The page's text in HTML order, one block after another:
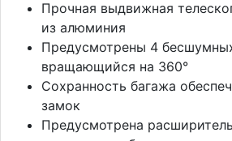
Прочная выдвижная
из алюминия
Предусмотрены 4
вращающийся на 360°
Сохранность багажа
замок
Предусмотрена